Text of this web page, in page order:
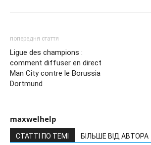
попередня стаття
Ligue des champions :
comment diffuser en direct
Man City contre le Borussia
Dortmund
maxwelhelp
СТАТТІ ПО ТЕМІ БІЛЬШЕ ВІД АВТОРА